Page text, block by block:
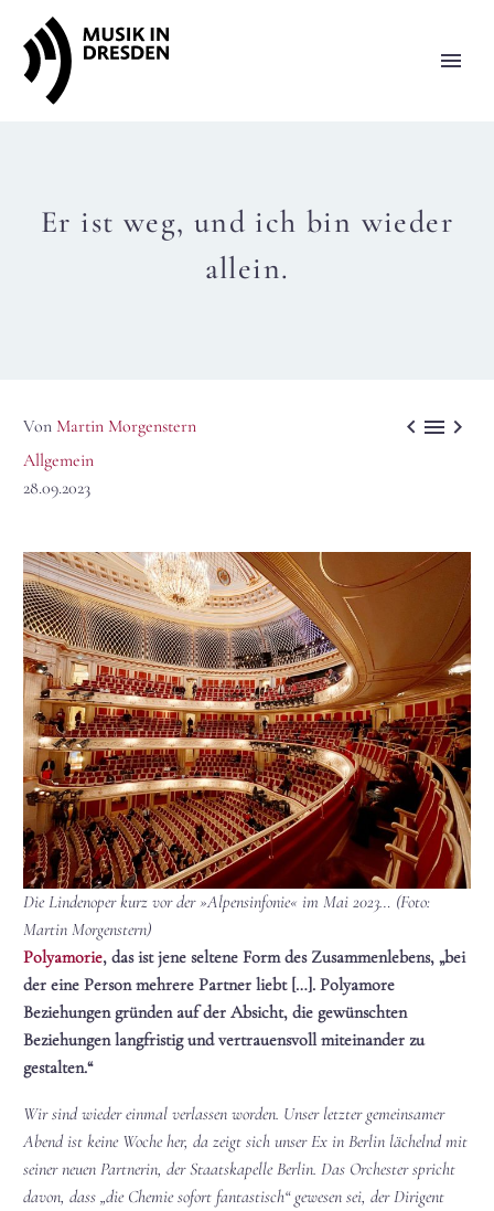
Er ist weg, und ich bin wieder
allein.
  
Von Martin Morgenstern
Allgemein
28.09.2023
Die Lindenoper kurz vor der »Alpensinfonie« im Mai 2023… (Foto:
Martin Morgenstern)
Polyamorie, das ist jene seltene Form des Zusammenlebens, „bei
der eine Person mehrere Partner liebt […]. Polyamore
Beziehungen gründen auf der Absicht, die gewünschten
Beziehungen langfristig und vertrauensvoll miteinander zu
gestalten.“
Wir sind wieder einmal verlassen worden. Unser letzter gemeinsamer
Abend ist keine Woche her, da zeigt sich unser Ex in Berlin lächelnd mit
seiner neuen Partnerin, der Staatskapelle Berlin. Das Orchester spricht
davon, dass „die Chemie sofort fantastisch“ gewesen sei, der Dirigent